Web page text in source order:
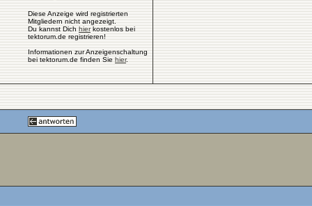
Diese Anzeige wird registrierten
Mitgliedern nicht angezeigt.
Du kannst Dich hierkostenlos bei
tektorum.de registrieren!
Informationen zur Anzeigenschaltung
bei tektorum.de finden Sie hier.